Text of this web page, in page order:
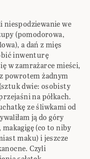
niespodziewanie we
(pomodorowa,
a dań z mięs
inwenturę
w zamrażarce mieści,
powrotem żadnym
dwie: osobisty
na półkach.
ze śliwkami od
ją do góry
(co to niby
maku) i jeszcze
Czyli